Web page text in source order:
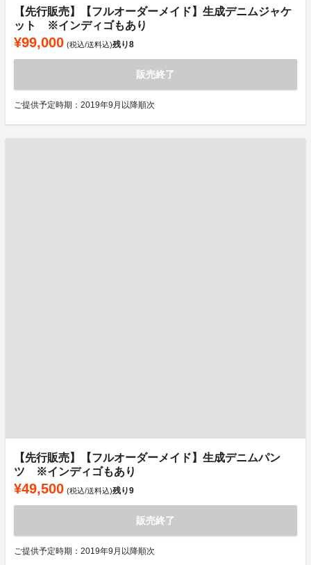
【先行販売】【フルオーダーメイド】生成デニムジャケ
ット ※インディゴもあり
¥99,000 (税込/送料込)残り8
販売終了
ご提供予定時期：2019年9月以降順次
【先行販売】【フルオーダーメイド】生成デニムパン
ツ ※インディゴもあり
¥49,500 (税込/送料込)残り9
販売終了
ご提供予定時期：2019年9月以降順次